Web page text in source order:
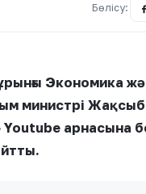
Бөлісу:
Экономика
министрі
арнасына